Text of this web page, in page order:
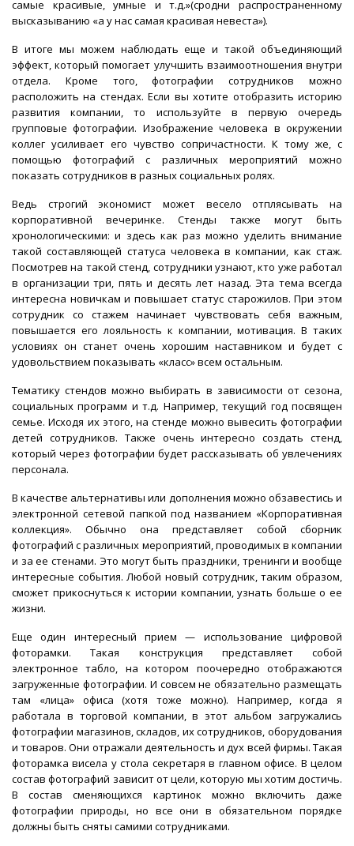
самые красивые, умные и т.д.»(сродни распространенному
высказыванию «а у нас самая красивая невеста»).
В итоге мы можем наблюдать еще и такой объединяющий
эффект, который помогает улучшить взаимоотношения внутри
отдела. Кроме того, фотографии сотрудников можно
расположить на стендах. Если вы хотите отобразить историю
развития компании, то используйте в первую очередь
групповые фотографии. Изображение человека в окружении
коллег усиливает его чувство сопричастности. К тому же, с
помощью фотографий с различных мероприятий можно
показать сотрудников в разных социальных ролях.
Ведь строгий экономист может весело отплясывать на
корпоративной вечеринке. Стенды также могут быть
хронологическими: и здесь как раз можно уделить внимание
такой составляющей статуса человека в компании, как стаж.
Посмотрев на такой стенд, сотрудники узнают, кто уже работал
в организации три, пять и десять лет назад. Эта тема всегда
интересна новичкам и повышает статус старожилов. При этом
сотрудник со стажем начинает чувствовать себя важным,
повышается его лояльность к компании, мотивация. В таких
условиях он станет очень хорошим наставником и будет с
удовольствием показывать «класс» всем остальным.
Тематику стендов можно выбирать в зависимости от сезона,
социальных программ и т.д. Например, текущий год посвящен
семье. Исходя их этого, на стенде можно вывесить фотографии
детей сотрудников. Также очень интересно создать стенд,
который через фотографии будет рассказывать об увлечениях
персонала.
В качестве альтернативы или дополнения можно обзавестись и
электронной сетевой папкой под названием «Корпоративная
коллекция». Обычно она представляет собой сборник
фотографий с различных мероприятий, проводимых в компании
и за ее стенами. Это могут быть праздники, тренинги и вообще
интересные события. Любой новый сотрудник, таким образом,
сможет прикоснуться к истории компании, узнать больше о ее
жизни.
Еще один интересный прием — использование цифровой
фоторамки. Такая конструкция представляет собой
электронное табло, на котором поочередно отображаются
загруженные фотографии. И совсем не обязательно размещать
там «лица» офиса (хотя тоже можно). Например, когда я
работала в торговой компании, в этот альбом загружались
фотографии магазинов, складов, их сотрудников, оборудования
и товаров. Они отражали деятельность и дух всей фирмы. Такая
фоторамка висела у стола секретаря в главном офисе. В целом
состав фотографий зависит от цели, которую мы хотим достичь.
В состав сменяющихся картинок можно включить даже
фотографии природы, но все они в обязательном порядке
должны быть сняты самими сотрудниками.